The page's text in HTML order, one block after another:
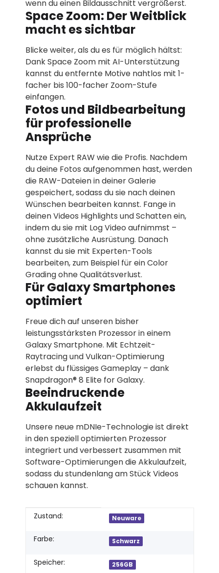
wenn du einen Bildausschnitt vergrößerst.
Space Zoom: Der Weitblick
macht es sichtbar
Blicke weiter, als du es für möglich hältst:
Dank Space Zoom mit AI-Unterstützung
kannst du entfernte Motive nahtlos mit 1-
facher bis 100-facher Zoom-Stufe
einfangen.
Fotos und Bildbearbeitung
für professionelle
Ansprüche
Nutze Expert RAW wie die Profis. Nachdem
du deine Fotos aufgenommen hast, werden
die RAW-Dateien in deiner Galerie
gespeichert, sodass du sie nach deinen
Wünschen bearbeiten kannst. Fange in
deinen Videos Highlights und Schatten ein,
indem du sie mit Log Video aufnimmst –
ohne zusätzliche Ausrüstung. Danach
kannst du sie mit Experten-Tools
bearbeiten, zum Beispiel für ein Color
Grading ohne Qualitätsverlust.
Für Galaxy Smartphones
optimiert
Freue dich auf unseren bisher
leistungsstärksten Prozessor in einem
Galaxy Smartphone. Mit Echtzeit-
Raytracing und Vulkan-Optimierung
erlebst du flüssiges Gameplay – dank
Snapdragon® 8 Elite for Galaxy.
Beeindruckende
Akkulaufzeit
Unsere neue mDNIe-Technologie ist direkt
in den speziell optimierten Prozessor
integriert und verbessert zusammen mit
Software-Optimierungen die Akkulaufzeit,
sodass du stundenlang am Stück Videos
schauen kannst.
Produkteigenschaft
Wert
Zustand: Neuware
Farbe: Schwarz
Speicher: 256GB